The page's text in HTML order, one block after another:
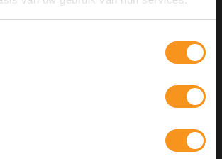
met10% Summer TIme Kortingop
geldig tot en met zondag 9 augustus 2026.
niet te combineren met andere kortingscodes.